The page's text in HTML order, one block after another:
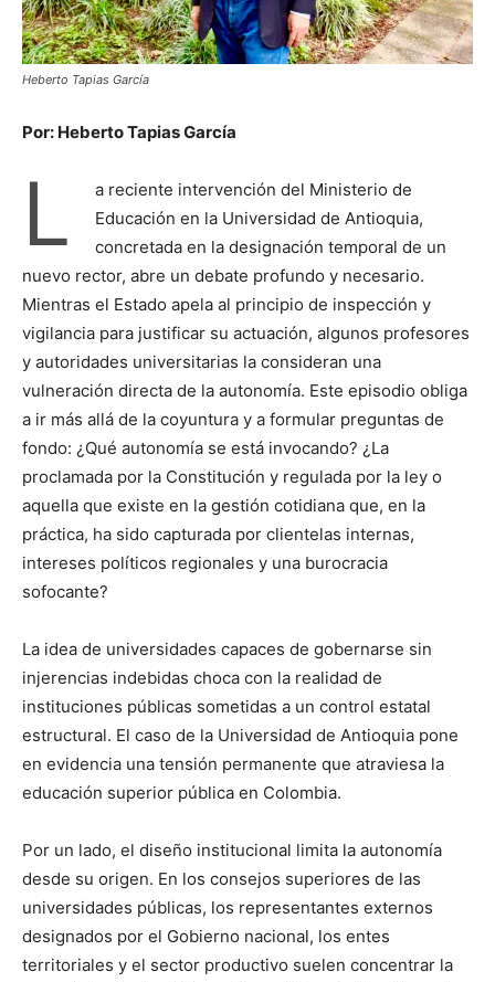
Heberto Tapias García
Por: Heberto Tapias García
L
a reciente intervención del Ministerio de
Educación en la Universidad de Antioquia,
concretada en la designación temporal de un
nuevo rector, abre un debate profundo y necesario.
Mientras el Estado apela al principio de inspección y
vigilancia para justificar su actuación, algunos profesores
y autoridades universitarias la consideran una
vulneración directa de la autonomía. Este episodio obliga
a ir más allá de la coyuntura y a formular preguntas de
fondo: ¿Qué autonomía se está invocando? ¿La
proclamada por la Constitución y regulada por la ley o
aquella que existe en la gestión cotidiana que, en la
práctica, ha sido capturada por clientelas internas,
intereses políticos regionales y una burocracia
sofocante?
La idea de universidades capaces de gobernarse sin
injerencias indebidas choca con la realidad de
instituciones públicas sometidas a un control estatal
estructural. El caso de la Universidad de Antioquia pone
en evidencia una tensión permanente que atraviesa la
educación superior pública en Colombia.
Por un lado, el diseño institucional limita la autonomía
desde su origen. En los consejos superiores de las
universidades públicas, los representantes externos
designados por el Gobierno nacional, los entes
territoriales y el sector productivo suelen concentrar la